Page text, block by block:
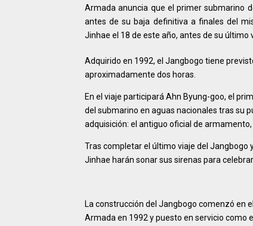
Armada anuncia que el primer submarino
antes de su baja definitiva a finales del
Jinhae el 18 de este año, antes de su último
Adquirido en 1992, el Jangbogo tiene
aproximadamente dos horas.
En el viaje participará Ahn Byung-goo, el
del submarino en aguas nacionales tras su
adquisición: el antiguo oficial de
Tras completar el último viaje del Jangbogo
Jinhae harán sonar sus sirenas para
La construcción del Jangbogo comenzó en
Armada en 1992 y puesto en servicio como